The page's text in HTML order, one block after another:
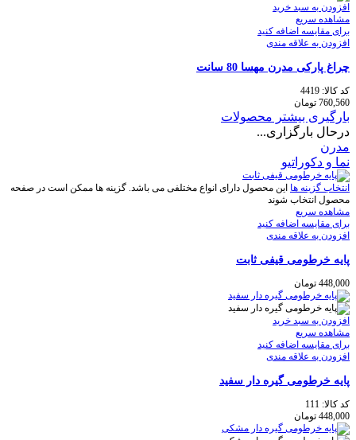
افزودن به سبد خرید
مشاهده سریع
برای مقایسه اضافه کنید
افزودن به علاقه مندی
چراغ پارکی مدرن مهسا 80 سانت
کد کالا: 4419
760,560 تومان
بارگیری بیشتر محصولات
درحال بارگزاری...
مدرن
نما و دکوراتیو
انتخاب گزینه ها این محصول دارای انواع مختلفی می باشد. گزینه ها ممکن است در صفحه
محصول انتخاب شوند
مشاهده سریع
برای مقایسه اضافه کنید
افزودن به علاقه مندی
پايه خرطومی قيفی ثابت
448,000 تومان
افزودن به سبد خرید
مشاهده سریع
برای مقایسه اضافه کنید
افزودن به علاقه مندی
پايه خرطومی گيره دار سفيد
کد کالا: 111
448,000 تومان